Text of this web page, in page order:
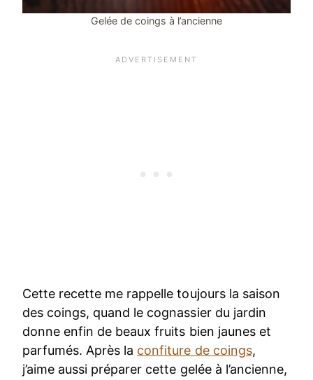
Gelée de coings à l’ancienne
Cette recette me rappelle toujours la saison
des coings, quand le cognassier du jardin
donne enfin de beaux fruits bien jaunes et
parfumés. Après la confiture de coings,
j’aime aussi préparer cette gelée à l’ancienne,